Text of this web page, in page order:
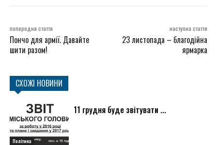
попередня стаття
Пончо для армії. Давайте
шити разом!
наступна стаття
23 листопада – благодійна
ярмарка
СХОЖІ НОВИНИ
Політика
11 грудня буде звітувати ...